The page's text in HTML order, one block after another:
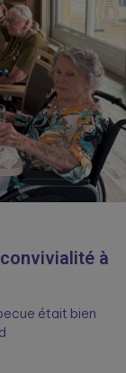
à
était bien